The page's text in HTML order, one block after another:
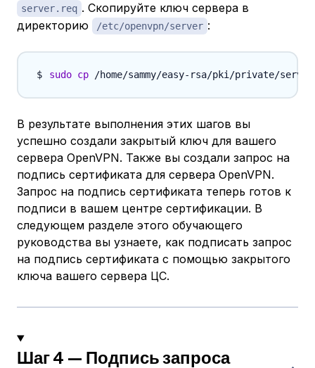
server.req . Скопируйте ключ сервера в
директорию
/etc/openvpn/server :
sudo cp
В результате выполнения этих шагов вы
успешно создали закрытый ключ для вашего
сервера OpenVPN. Также вы создали запрос на
подпись сертификата для сервера OpenVPN.
Запрос на подпись сертификата теперь готов к
подписи в вашем центре сертификации. В
следующем разделе этого обучающего
руководства вы узнаете, как подписать запрос
на подпись сертификата с помощью закрытого
ключа вашего сервера ЦС.
Шаг 4 — Подпись запроса